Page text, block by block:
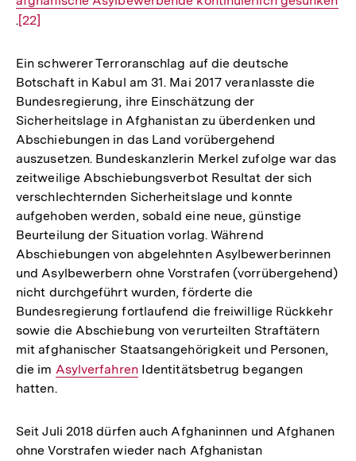
.Zur
der
Fußnote
[22]
Ein schwerer Terroranschlag auf die deutsche
Botschaft in Kabul am 31. Mai 2017 veranlasste die
Bundesregierung, ihre Einschätzung der
Sicherheitslage in Afghanistan zu überdenken und
Abschiebungen in das Land vorübergehend
auszusetzen. Bundeskanzlerin Merkel zufolge war das
zeitweilige Abschiebungsverbot Resultat der sich
verschlechternden Sicherheitslage und konnte
aufgehoben werden, sobald eine neue, günstige
Beurteilung der Situation vorlag. Während
Abschiebungen von abgelehnten Asylbewerberinnen
und Asylbewerbern ohne Vorstrafen (vorrübergehend)
nicht durchgeführt wurden, förderte die
Bundesregierung fortlaufend die freiwillige Rückkehr
sowie die Abschiebung von verurteilten Straftätern
mit afghanischer Staatsangehörigkeit und Personen,
die im Interner
Link:
AsylverfahrenIdentitätsbetrug begangen
hatten.
Seit Juli 2018 dürfen auch Afghaninnen und Afghanen
ohne Vorstrafen wieder nach Afghanistan